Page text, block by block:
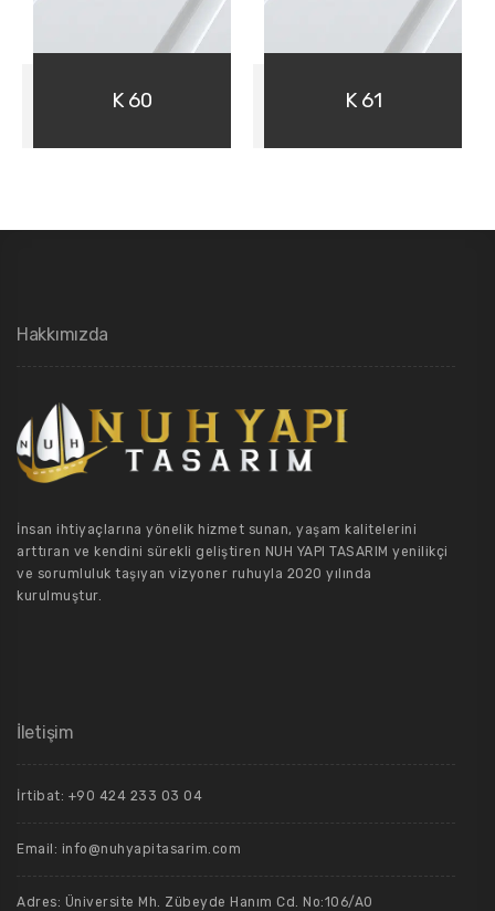
K 60 K 61
Hakkımızda
İnsan ihtiyaçlarına yönelik hizmet sunan, yaşam kalitelerini
arttıran ve kendini sürekli geliştiren NUH YAPI TASARIM yenilikçi
ve sorumluluk taşıyan vizyoner ruhuyla 2020 yılında
kurulmuştur.
İletişim
İrtibat: +90 424 233 03 04
Email: info@nuhyapitasarim.com
Adres: Üniversite Mh. Zübeyde Hanım Cd. No:106/A0